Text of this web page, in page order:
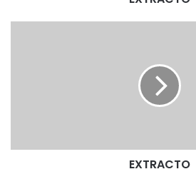
EXTRACTO